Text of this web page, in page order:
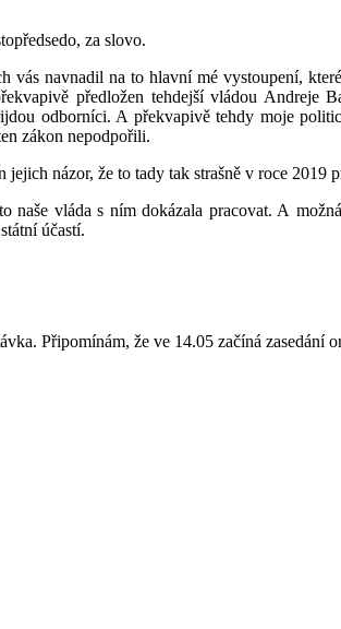
za slovo.
navnadil na to hlavní mé vystoupení,
předložen tehdejší vládou Andreje
odborníci. A překvapivě tehdy moje
zákon nepodpořili.
názor, že to tady tak strašně v roce 2019
naše vláda s ním dokázala pracovat. A
účastí.
Připomínám, že ve 14.05 začíná zasedání